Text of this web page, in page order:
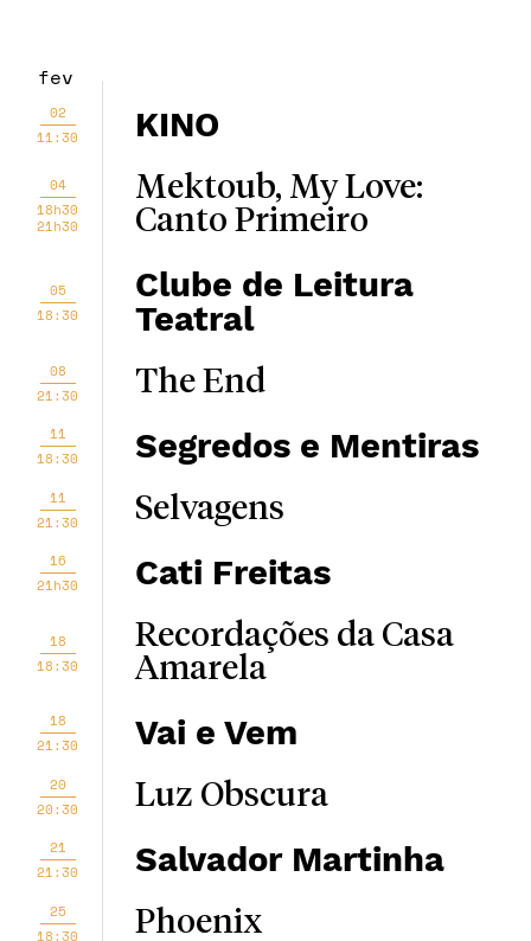
fev
02
11:30
KINO
04
18h30
21h30
Mektoub, My Love:
Canto Primeiro
05
18:30
Clube de Leitura
Teatral
08
21:30
The End
11
18:30
Segredos e Mentiras
11
21:30
Selvagens
16
21h30
Cati Freitas
18
18:30
Recordações da Casa
Amarela
18
21:30
Vai e Vem
20
20:30
Luz Obscura
21
21:30
Salvador Martinha
25
18:30
Phoenix